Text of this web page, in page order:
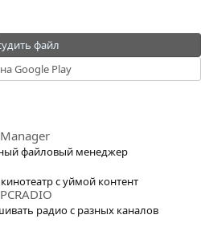
файл
Google Play
файловый менеджер
с уймой контент
радио с разных каналов